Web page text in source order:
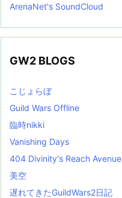
ArenaNet's SoundCloud
GW2 BLOGS
こじょらぼ
Guild Wars Offline
臨時nikki
Vanishing Days
404 Divinity's Reach Avenue
美空
遅れてきたGuildWars2日記